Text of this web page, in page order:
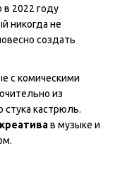
в 2022 году
никогда не
создать
с комическими
из
кастрюль.
креативав музыке и